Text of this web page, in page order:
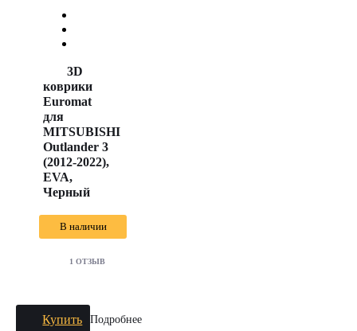
3D
коврики
Euromat
для
MITSUBISHI
Outlander 3
(2012-2022),
EVA,
Черный
В наличии
1 ОТЗЫВ
Купить Подробнее